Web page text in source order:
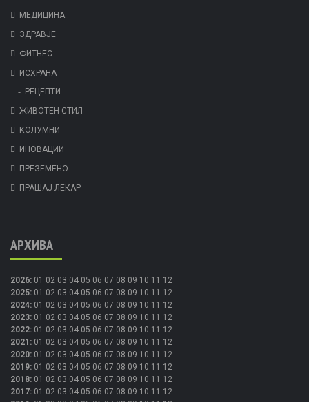
МЕДИЦИНА
ЗДРАВЈЕ
ФИТНЕС
ИСХРАНА
РЕЦЕПТИ
ЖИВОТЕН СТИЛ
КОЛУМНИ
ИНОВАЦИИ
ПРЕЗЕМЕНО
ПРАШАЈ ЛЕКАР
АРХИВА
2026: 01 02 03 04 05 06 07 08 09 10 11 12
2025: 01 02 03 04 05 06 07 08 09 10 11 12
2024: 01 02 03 04 05 06 07 08 09 10 11 12
2023: 01 02 03 04 05 06 07 08 09 10 11 12
2022: 01 02 03 04 05 06 07 08 09 10 11 12
2021 : 01 02 03 04 05 06 07 08 09 10 11 12
2020: 01 02 03 04 05 06 07 08 09 10 11 12
2019: 01 02 03 04 05 06 07 08 09 10 11 12
2018: 01 02 03 04 05 06 07 08 09 10 11 12
2017: 01 02 03 04 05 06 07 08 09 10 11 12